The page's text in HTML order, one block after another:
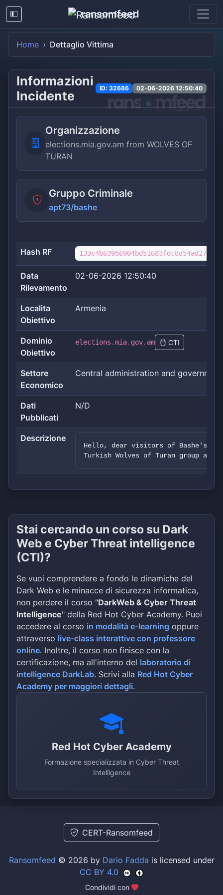
ransomfeed
Home Dettaglio Vittima
Informazioni
Incidente
ID: 32686 02-06-2026 12:50:40
Organizzazione
elections.mia.gov.am from WOLVES OF
TURAN
Gruppo Criminale
apt73/bashe
Hash RF
Data
Rilevamento
02-06-2026 12:50:40
Localita
Obiettivo
Armenia
Dominio
Obiettivo
elections.mia.gov.am CTI
Settore
Economico
Central administration and government
Dati
Pubblicati
N/D
Descrizione
Hello, dear visitors of Bashe's
Turkish Wolves of Turan group and
Stai cercando un corso su Dark
Web e Cyber Threat intelligence
(CTI)?
Se vuoi comprendere a fondo le dinamiche del
Dark Web e le minacce di sicurezza informatica,
non perdere il corso "DarkWeb & Cyber Threat
Intelligence" della Red Hot Cyber Academy. Puoi
accedere al corso in modalità e-learning oppure
attraverso live-class interattive con professore
online. Inoltre, il corso non finisce con la
certificazione, ma all'interno del laboratorio di
intelligence DarkLab. Scrivi alla Red Hot Cyber
Academy per maggiori dettagli.
Red Hot Cyber Academy
Formazione specializzata in Cyber Threat
Intelligence
CERT-Ransomfeed
Ransomfeed © 2026 by Dario Fadda is licensed under
CC BY 4.0
Condividi con